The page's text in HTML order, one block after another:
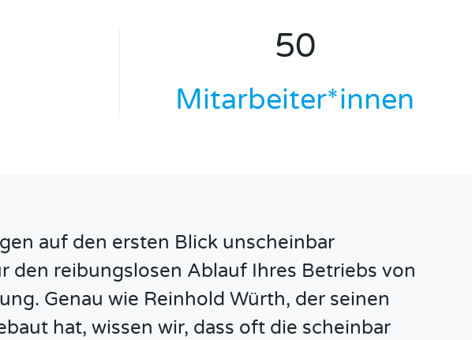
50
Mitarbeiter*innen
auf den ersten Blick unscheinbar
den reibungslosen Ablauf Ihres Betriebs von
Genau wie Reinhold Würth, der seinen
hat, wissen wir, dass oft die scheinbar